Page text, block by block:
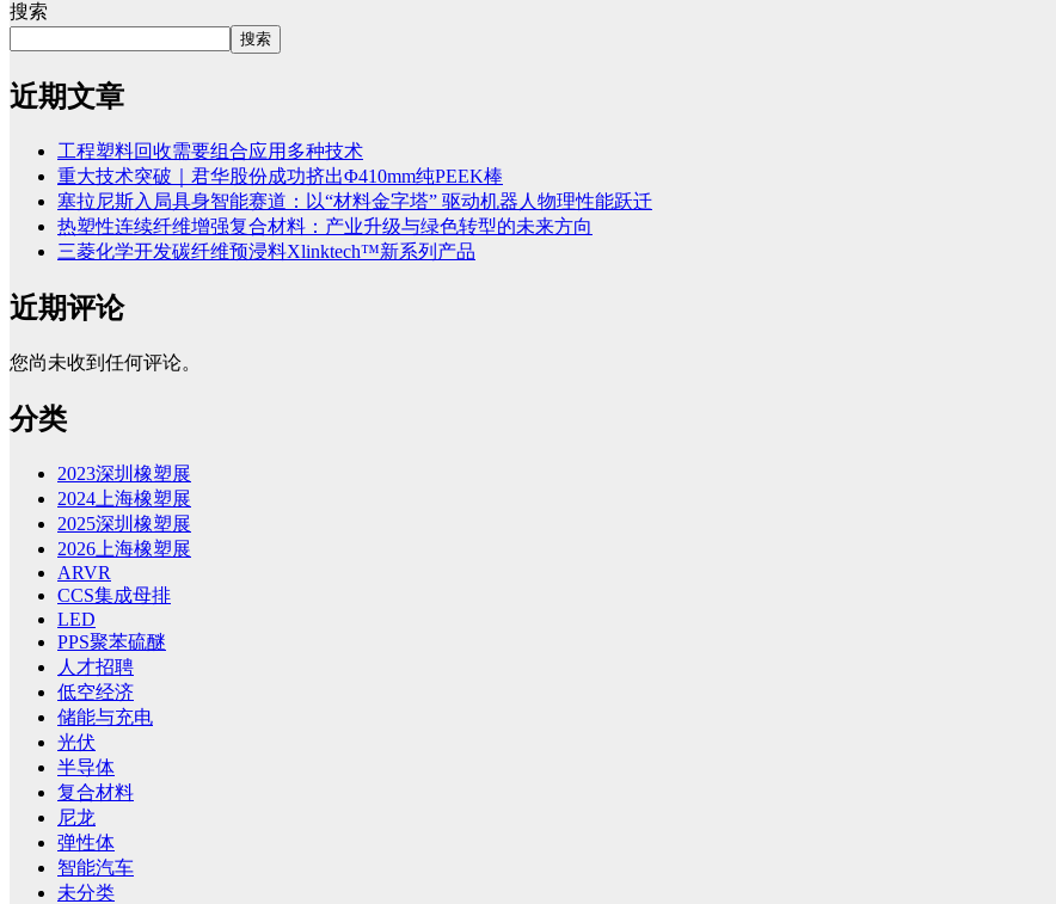
搜索
搜索
近期文章
工程塑料回收需要组合应用多种技术
重大技术突破｜君华股份成功挤出Φ410mm纯PEEK棒
塞拉尼斯入局具身智能赛道：以“材料金字塔” 驱动机器人物理性能跃迁
热塑性连续纤维增强复合材料：产业升级与绿色转型的未来方向
三菱化学开发碳纤维预浸料Xlinktech™新系列产品
近期评论
您尚未收到任何评论。
分类
2023深圳橡塑展
2024上海橡塑展
2025深圳橡塑展
2026上海橡塑展
ARVR
CCS集成母排
LED
PPS聚苯硫醚
人才招聘
低空经济
储能与充电
光伏
半导体
复合材料
尼龙
弹性体
智能汽车
未分类